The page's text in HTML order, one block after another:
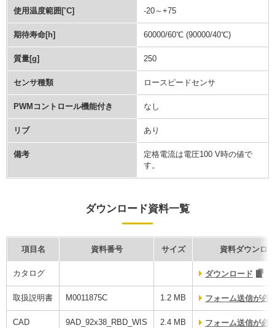
使用温度範囲[˚C] -20～+75
期待寿命[h] 60000/60℃ (90000/40℃)
質量[g] 250
センサ種類 ロースピードセンサ
PWMコントロール機能付き なし
リブ あり
備考
定格電流は電圧100 V時の値で
す。
ダウンロード資料一覧
項目名 資料番号 サイズ 資料ダウンロ
カタログ ダウンロード
取扱説明書 M0011875C 1.2 MB フォーム送信が必
CAD 9AD_92x38_RBD_WIS 2.4 MB フォーム送信が必